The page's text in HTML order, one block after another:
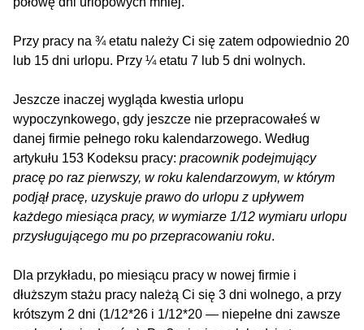
Przy pracy na ¾ etatu należy Ci się zatem odpowiednio 20
lub 15 dni urlopu. Przy ¼ etatu 7 lub 5 dni wolnych.
Jeszcze inaczej wygląda kwestia urlopu
wypoczynkowego, gdy jeszcze nie przepracowałeś w
danej firmie pełnego roku kalendarzowego. Według
artykułu 153 Kodeksu pracy: pracownik podejmujący
pracę po raz pierwszy, w roku kalendarzowym, w którym
podjął pracę, uzyskuje prawo do urlopu z upływem
każdego miesiąca pracy, w wymiarze 1/12 wymiaru urlopu
przysługującego mu po przepracowaniu roku.
Dla przykładu, po miesiącu pracy w nowej firmie i
dłuższym stażu pracy należą Ci się 3 dni wolnego, a przy
krótszym 2 dni (1/12*26 i 1/12*20 — niepełne dni zawsze